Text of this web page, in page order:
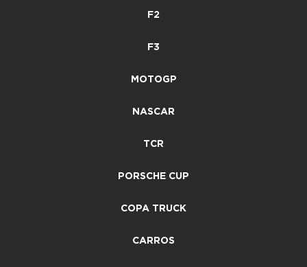
F2
F3
MOTOGP
NASCAR
TCR
PORSCHE CUP
COPA TRUCK
CARROS